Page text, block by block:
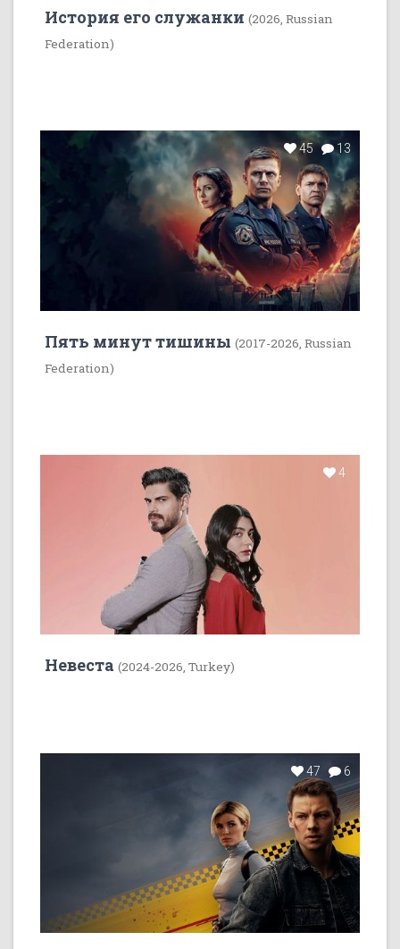
История его служанки (2026, Russian
Federation)
45 13
Пять минут тишины (2017-2026, Russian
Federation)
4
Невеста (2024-2026, Turkey)
47 6